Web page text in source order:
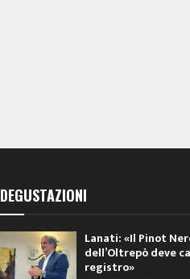
DEGUSTAZIONI
Lanati: «Il Pinot
dell’Oltrepò deve
registro»